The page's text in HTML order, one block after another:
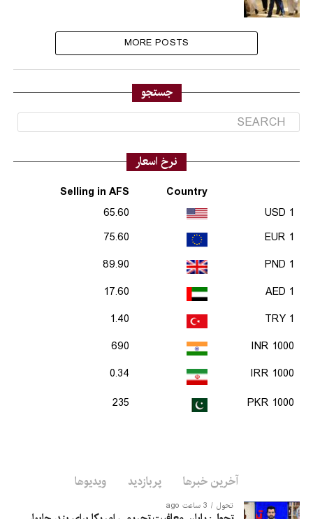
MORE POSTS
جستجو
نرخ اسعار
Country
Selling in AFS
1 USD
65.60
1 EUR
75.60
1 PND
89.90
1 AED
17.60
1 TRY
1.40
1000 INR
690
1000 IRR
0.34
1000 PKR
235
آخرین خبرها پربازدید ویدیوها
تحول 3 ساعت ago